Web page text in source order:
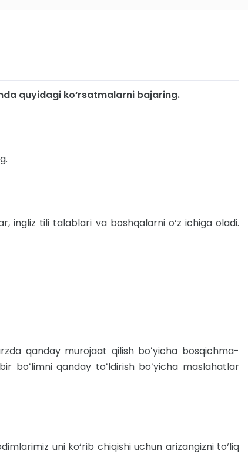
quyidagi ko‘rsatmalarni bajaring.
ingliz tili talablari va boshqalarni o‘z ichiga oladi.
qanday murojaat qilish boʻyicha bosqichma-
boʻlimni qanday toʻldirish boʻyicha maslahatlar
uni ko‘rib chiqishi uchun arizangizni to‘liq